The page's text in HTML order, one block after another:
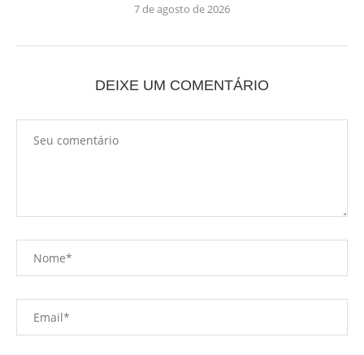
7 de agosto de 2026
DEIXE UM COMENTÁRIO